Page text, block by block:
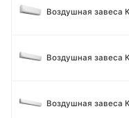
Воздушная завеса
Воздушная завеса
Воздушная завеса